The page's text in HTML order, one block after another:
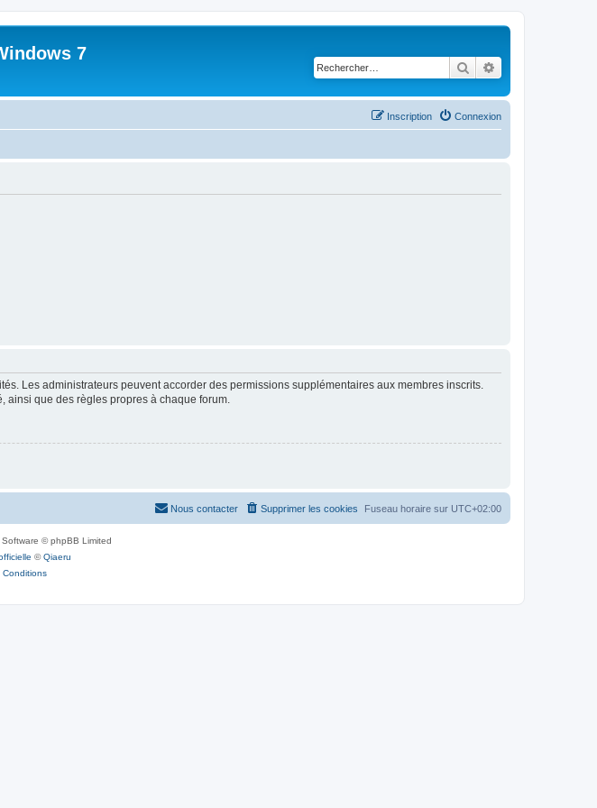
7
Rechercher
Connexion
Inscription
Les administrateurs peuvent accorder des permissions supplémentaires aux membres inscrits.
ainsi que des règles propres à chaque forum.
Fuseau horaire sur UTC+02:00
Supprimer les cookies
Nous contacter
© phpBB Limited
©Qiaeru
Conditions